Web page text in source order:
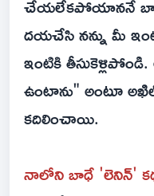
చేయలేకపోయాననే
దయచేసి నన్ను మీ
ఇంటికి
ఉంటాను" అంటూ
కదిలించాయి.
నాలోని బాధే 'లెనిన్'